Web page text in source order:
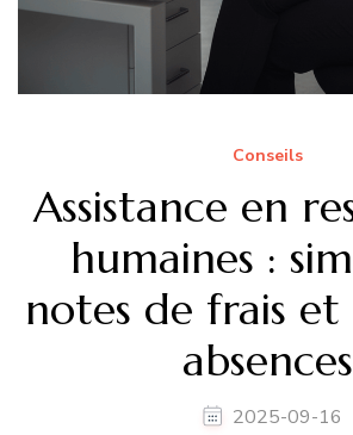
Conseils
Assistance en
humaines :
notes de frais et
absences
2025-09-16